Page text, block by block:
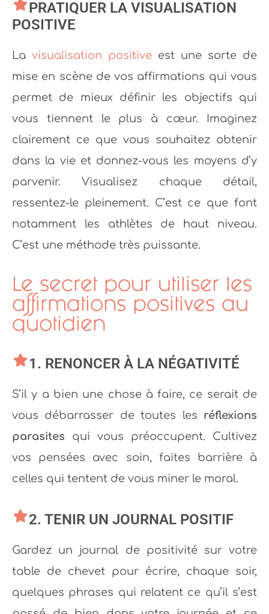
PRATIQUER LA VISUALISATION
POSITIVE
La visualisation positive est une sorte de
mise en scène de vos affirmations qui vous
permet de mieux définir les objectifs qui
vous tiennent le plus à cœur. Imaginez
clairement ce que vous souhaitez obtenir
dans la vie et donnez-vous les moyens d’y
parvenir. Visualisez chaque détail,
ressentez-le pleinement. C’est ce que font
notamment les athlètes de haut niveau.
C’est une méthode très puissante.
Le secret pour utiliser les
affirmations positives au
quotidien
1. RENONCER À LA NÉGATIVITÉ
S’il y a bien une chose à faire, ce serait de
vous débarrasser de toutes les réflexions
parasites qui vous préoccupent. Cultivez
vos pensées avec soin, faites barrière à
celles qui tentent de vous miner le moral.
2. TENIR UN JOURNAL POSITIF
Gardez un journal de positivité sur votre
table de chevet pour écrire, chaque soir,
quelques phrases qui relatent ce qu’il s’est